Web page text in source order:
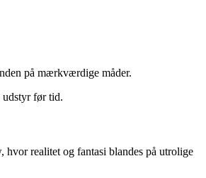
på mærkværdige måder.
udstyr før tid.
hvor realitet og fantasi blandes på utrolige